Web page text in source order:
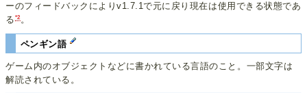
ーのフィードバックによりv1.7.1で元に戻り現在は使用できる状態であ
る*2。
ペンギン語
ゲーム内のオブジェクトなどに書かれている言語のこと。一部文字は
解読されている。